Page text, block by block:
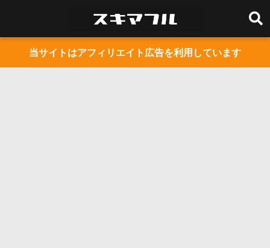
当サイトはアフィリエイト広告を利用しています